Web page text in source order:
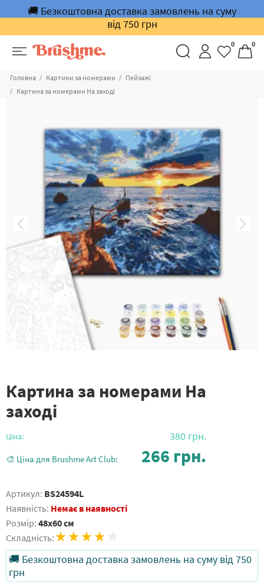
🚚 Безкоштовна доставка замовлень на суму
від 750 грн
0 0
Головна Картини за номерами
Пейзажі
Картина за номерами На заході
Картина за номерами На
заході
Ціна: 380 грн.
🎨 Ціна для Brushme Art Club: 266 грн.
Артикул: BS24594L
Наявність: Немає в наявності
Розмір: 48x60 см
Складність:
🚚 Безкоштовна доставка замовлень на суму від 750
грн